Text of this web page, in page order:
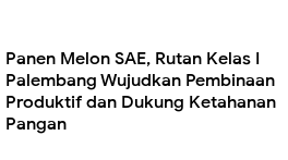
Panen Melon SAE, Rutan Kelas I
Palembang Wujudkan Pembinaan
Produktif dan Dukung Ketahanan
Pangan